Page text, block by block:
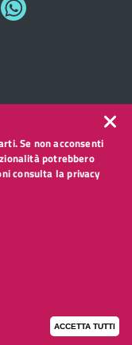
a
Se non acconsenti
potrebbero
consulta la privacy
ACCETTA TUTTI